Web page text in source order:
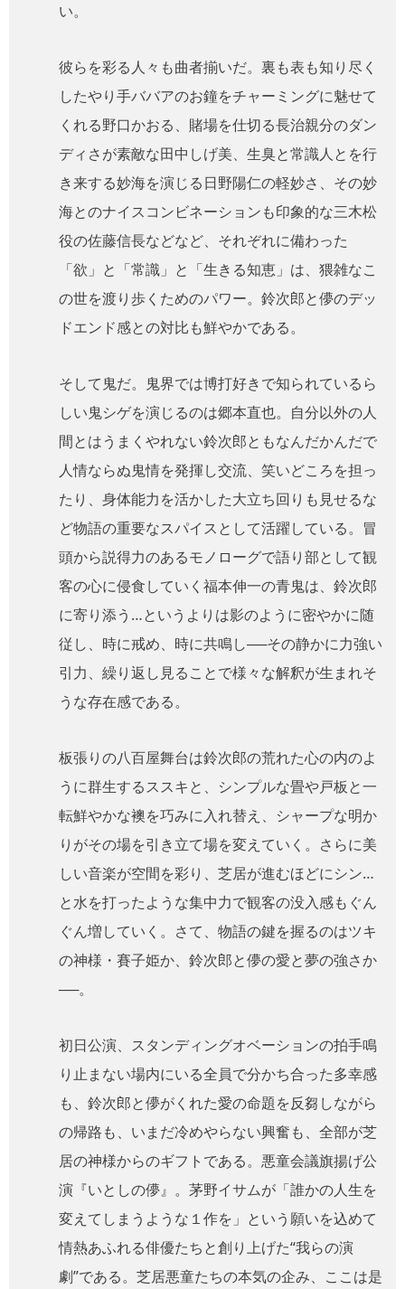
い。
彼らを彩る人々も曲者揃いだ。裏も表も知り尽く
したやり手ババアのお鐘をチャーミングに魅せて
くれる野口かおる、賭場を仕切る長治親分のダン
ディさが素敵な田中しげ美、生臭と常識人とを行
き来する妙海を演じる日野陽仁の軽妙さ、その妙
海とのナイスコンビネーションも印象的な三木松
役の佐藤信長などなど、それぞれに備わった
「欲」と「常識」と「生きる知恵」は、猥雑なこ
の世を渡り歩くためのパワー。鈴次郎と儚のデッ
ドエンド感との対比も鮮やかである。
そして鬼だ。鬼界では博打好きで知られているら
しい鬼シゲを演じるのは郷本直也。自分以外の人
間とはうまくやれない鈴次郎ともなんだかんだで
人情ならぬ鬼情を発揮し交流、笑いどころを担っ
たり、身体能力を活かした大立ち回りも見せるな
ど物語の重要なスパイスとして活躍している。冒
頭から説得力のあるモノローグで語り部として観
客の心に侵食していく福本伸一の青鬼は、鈴次郎
に寄り添う…というよりは影のように密やかに随
従し、時に戒め、時に共鳴し──その静かに力強い
引力、繰り返し見ることで様々な解釈が生まれそ
うな存在感である。
板張りの八百屋舞台は鈴次郎の荒れた心の内のよ
うに群生するススキと、シンプルな畳や戸板と一
転鮮やかな襖を巧みに入れ替え、シャープな明か
りがその場を引き立て場を変えていく。さらに美
しい音楽が空間を彩り、芝居が進むほどにシン…
と水を打ったような集中力で観客の没入感もぐん
ぐん増していく。さて、物語の鍵を握るのはツキ
の神様・賽子姫か、鈴次郎と儚の愛と夢の強さか
──。
初日公演、スタンディングオベーションの拍手鳴
り止まない場内にいる全員で分かち合った多幸感
も、鈴次郎と儚がくれた愛の命題を反芻しながら
の帰路も、いまだ冷めやらない興奮も、全部が芝
居の神様からのギフトである。悪童会議旗揚げ公
演『いとしの儚』。茅野イサムが「誰かの人生を
変えてしまうような１作を」という願いを込めて
情熱あふれる俳優たちと創り上げた“我らの演
劇”である。芝居悪童たちの本気の企み、ここは是